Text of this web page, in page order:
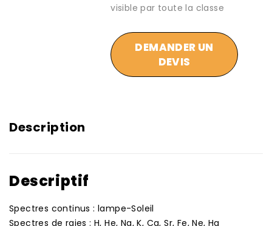
visible par toute la classe
DEMANDER UN
DEVIS
Description
Descriptif
Spectres continus : lampe-Soleil
Spectres de raies : H, He, Na, K, Ca, Sr, Fe, Ne, Hg